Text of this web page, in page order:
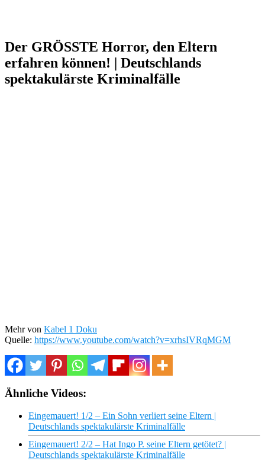
Der GRÖSSTE Horror, den Eltern
erfahren können! | Deutschlands
spektakulärste Kriminalfälle
Mehr von Kabel 1 Doku
Quelle: https://www.youtube.com/watch?v=xrhsIVRqMGM
Ähnliche Videos:
Eingemauert! 1/2 – Ein Sohn verliert seine Eltern |
Deutschlands spektakulärste Kriminalfälle
Eingemauert! 2/2 – Hat Ingo P. seine Eltern getötet? |
Deutschlands spektakulärste Kriminalfälle